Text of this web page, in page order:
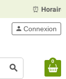
⏰Horaires :
search
person Connexion
0